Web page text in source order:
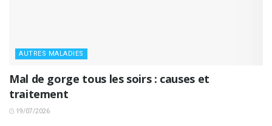
AUTRES MALADIES
Mal de gorge tous les soirs : causes et
traitement
19/07/2026